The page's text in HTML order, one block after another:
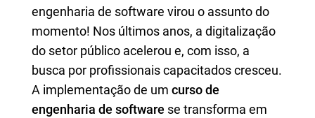
engenharia de software virou o assunto do
momento! Nos últimos anos, a digitalização
do setor público acelerou e, com isso, a
busca por profissionais capacitados cresceu.
A implementação de um curso de
engenharia de software se transforma em